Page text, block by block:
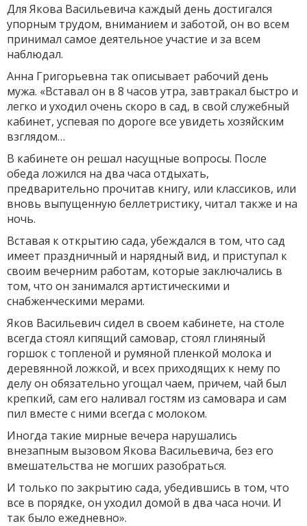
Для Якова Васильевича каждый день достигался
упорным трудом, вниманием и заботой, он во всем
принимал самое деятельное участие и за всем
наблюдал.
Анна Григорьевна так описывает рабочий день
мужа. «Вставал он в 8 часов утра, завтракал быстро и
легко и уходил очень скоро в сад, в свой служебный
кабинет, успевая по дороге все увидеть хозяйским
взглядом…
В кабинете он решал насущные вопросы. После
обеда ложился на два часа отдыхать,
предварительно прочитав книгу, или классиков, или
вновь выпущенную беллетристику, читал также и на
ночь.
Вставая к открытию сада, убеждался в том, что сад
имеет праздничный и нарядный вид, и приступал к
своим вечерним работам, которые заключались в
том, что он занимался артистическими и
снабженческими мерами.
Яков Васильевич сидел в своем кабинете, на столе
всегда стоял кипящий самовар, стоял глиняный
горшок с топленой и румяной пленкой молока и
деревянной ложкой, и всех приходящих к нему по
делу он обязательно угощал чаем, причем, чай был
крепкий, сам его наливал гостям из самовара и сам
пил вместе с ними всегда с молоком.
Иногда такие мирные вечера нарушались
внезапным вызовом Якова Васильевича, без его
вмешательства не могших разобраться.
И только по закрытию сада, убедившись в том, что
все в порядке, он уходил домой в два часа ночи. И
так было ежедневно».